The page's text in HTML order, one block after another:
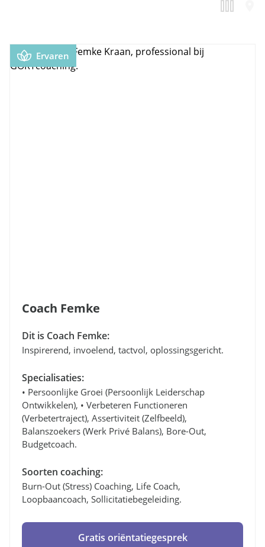
Ervaren
Coach Femke
Dit is Coach Femke:
Inspirerend, invoelend, tactvol, oplossingsgericht.
Specialisaties:
• Persoonlijke Groei (persoonlijk Leiderschap
Ontwikkelen), • Verbeteren Functioneren
(verbetertraject), Assertiviteit (zelfbeeld),
Balanszoekers (werk Privé Balans), Bore-Out,
Budgetcoach.
Soorten coaching:
Burn-Out (stress) Coaching, Life Coach,
Loopbaancoach, Sollicitatiebegeleiding.
Gratis oriëntatiegesprek